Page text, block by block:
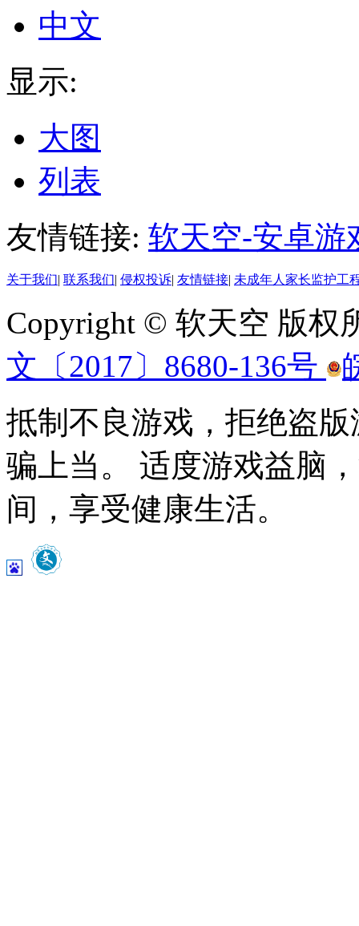
中文
显示:
大图
列表
友情链接: 软天空-安卓游
关于我们| 联系我们| 侵权投诉| 友情链接| 未成年人家长监护工
Copyright © 软天空 版权
文〔2017〕8680-136号
抵制不良游戏，拒绝盗
骗上当。 适度游戏益脑
间，享受健康生活。